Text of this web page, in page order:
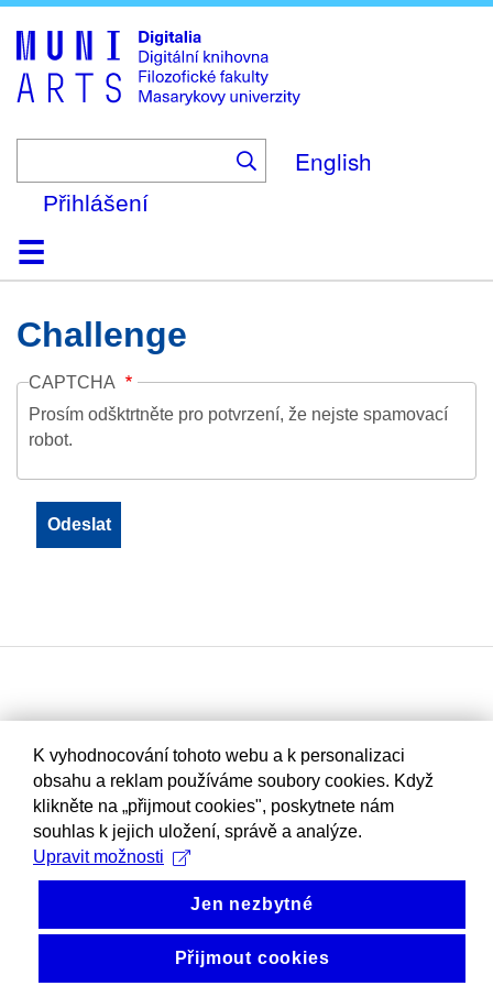
to
main
content
English
Přihlášení
DomůKolekce
Prohlížení
Vyhledávání
O platformě
Nápověda
KontaktDigitalia
Challenge
CAPTCHA
Prosím odšktrtněte pro potvrzení, že nejste spamovací
robot.
K vyhodnocování tohoto webu a k personalizaci
obsahu a reklam používáme soubory cookies. Když
klikněte na „přijmout cookies", poskytnete nám
souhlas k jejich uložení, správě a analýze.
Upravit možnosti
Jen nezbytné
Přijmout cookies